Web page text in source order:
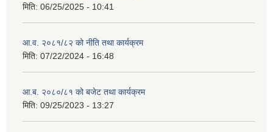
मिति: 06/25/2025 - 10:41
आ.व. २०८१/८२ को नीति तथा कार्यक्रम
मिति: 07/22/2024 - 16:48
आ.ब. २०८०/८१ को बजेट तथा कार्यक्रम
मिति: 09/25/2023 - 13:27